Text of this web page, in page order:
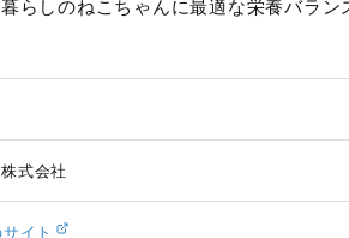
らしのねこちゃんに最適な栄養バラン
式会社
イト